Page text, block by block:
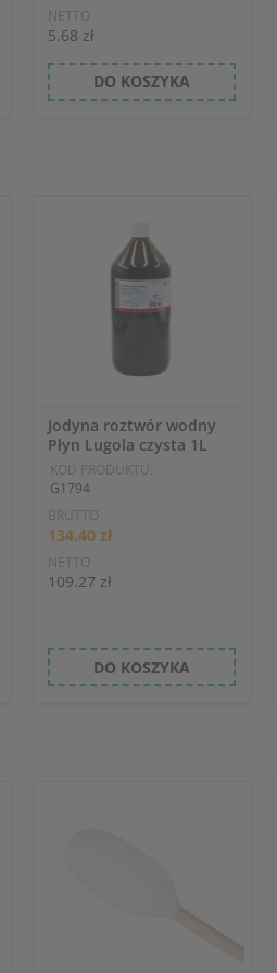
NETTO
5.68 zł
DO KOSZYKA
Jodyna roztwór wodny
Płyn Lugola czysta 1L
KOD PRODUKTU:
G1794
BRUTTO
134.40 zł
NETTO
109.27 zł
DO KOSZYKA